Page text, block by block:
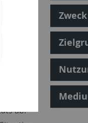
macht
–
ab:
Zweck